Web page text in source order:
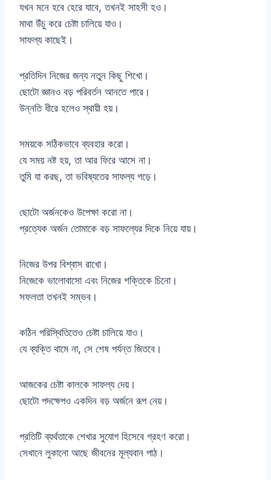
যখন মনে হবে হেরে যাবে, তখনই সাহসী হও।
মাথা উঁচু করে চেষ্টা চালিয়ে যাও।
সাফল্য কাছেই।
প্রতিদিন নিজের জন্য নতুন কিছু শিখো।
ছোটো জ্ঞানও বড় পরিবর্তন আনতে পারে।
উন্নতি ধীরে হলেও স্থায়ী হয়।
সময়কে সঠিকভাবে ব্যবহার করো।
যে সময় নষ্ট হয়, তা আর ফিরে আসে না।
তুমি যা করছ, তা ভবিষ্যতের সাফল্য গড়ে।
ছোটো অর্জনকেও উপেক্ষা করো না।
প্রত্যেক অর্জন তোমাকে বড় সাফল্যের দিকে নিয়ে যায়।
নিজের উপর বিশ্বাস রাখো।
নিজেকে ভালোবাসো এবং নিজের শক্তিকে চিনো।
সফলতা তখনই সম্ভব।
কঠিন পরিস্থিতিতেও চেষ্টা চালিয়ে যাও।
যে ব্যক্তি থামে না, সে শেষ পর্যন্ত জিতবে।
আজকের চেষ্টা কালকে সাফল্য দেয়।
ছোটো পদক্ষেপও একদিন বড় অর্জনে রূপ নেয়।
প্রতিটি ব্যর্থতাকে শেখার সুযোগ হিসেবে গ্রহণ করো।
সেখানে লুকানো আছে জীবনের মূল্যবান পাঠ।